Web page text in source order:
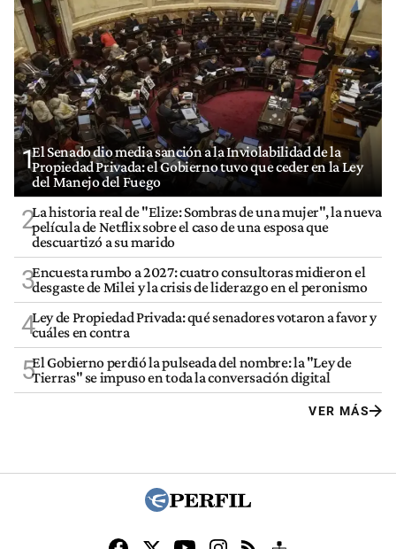
1El Senado dio media sanción a la Inviolabilidad de la
Propiedad Privada: el Gobierno tuvo que ceder en la Ley
del Manejo del Fuego
2La historia real de "Elize: Sombras de una mujer", la nueva
película de Netflix sobre el caso de una esposa que
descuartizó a su marido
3Encuesta rumbo a 2027: cuatro consultoras midieron el
desgaste de Milei y la crisis de liderazgo en el peronismo
4Ley de Propiedad Privada: qué senadores votaron a favor y
cuáles en contra
5El Gobierno perdió la pulseada del nombre: la "Ley de
Tierras" se impuso en toda la conversación digital
VER MÁS